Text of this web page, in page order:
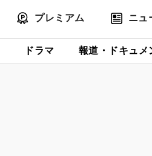
プレミアム ニュ
ドラマ 報道・ドキュメ